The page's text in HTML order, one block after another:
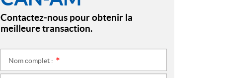
Contactez-nous pour obtenir la
meilleure transaction.
Nom complet :